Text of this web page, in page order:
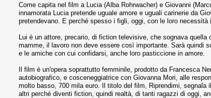
Come capita nel film a Lucia (Alba Rohrwacher) e Giovanni
innamorata Lucia pretende uguale amore e uguali carinerie da
pretendevano. E perché spesso i figli, oggi, con le loro
Lui è un attore, precario, di fiction televisive, che sognava
mamme, il lavoro non deve essere così importante. Sarà quindi
e le amiche con cui confidarsi, anche loro pasticcione in amore.
Il film è un'opera soprattutto femminile, prodotto da Francesca
autobiografico, e cosceneggiatrice con Giovanna Mori, alle
molto basso, 700 mila euro. Il titolo del film, Riprendimi,
altri perché diventi fiction, quindi realtà, di tanti ragazzi di oggi,